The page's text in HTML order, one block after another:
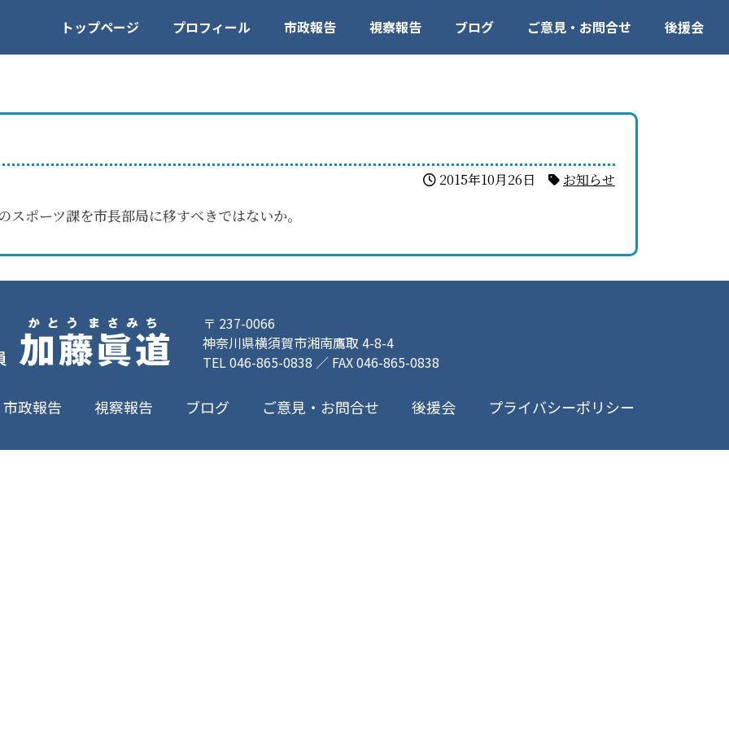
トップページ プロフィール 市政報告 視察報告 ブログ ご意見・お問合せ 後援会
2015年10月26日 お知らせ
ポーツ課を市長部局に移すべきではないか。
〒 237-0066
神奈川県横須賀市湘南鷹取 4-8-4
TEL 046-865-0838 ／ FAX 046-865-0838
市政報告 視察報告 ブログ ご意見・お問合せ 後援会 プライバシーポリシー